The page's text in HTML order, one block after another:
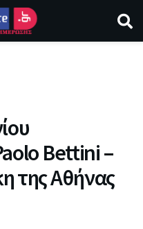
Bettini –
της Αθήνας